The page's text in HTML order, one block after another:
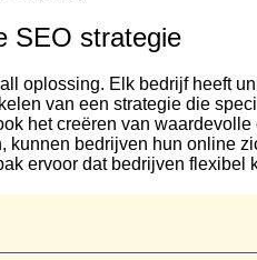
SEO strategie
oplossing. Elk bedrijf heeft
van een strategie die
het creëren van
kunnen bedrijven hun online
ervoor dat bedrijven